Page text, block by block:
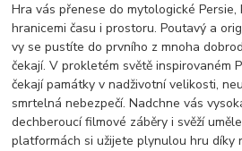
Hra vás přenese do mytologické
hranicemi času i prostoru. Poutavý a
vy se pustíte do prvního z mnoha
čekají. V prokletém světě inspirovaném
čekají památky v nadživotní velikosti,
smrtelná nebezpečí. Nadchne vás
dechberoucí filmové záběry i svěží
platformách si užijete plynulou hru díky